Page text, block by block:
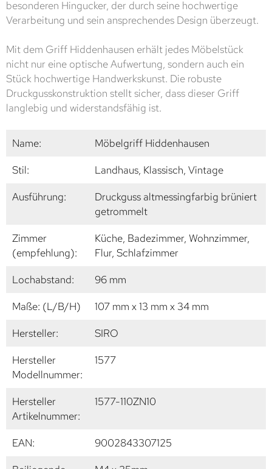
besonderen Hingucker, der durch seine hochwertige
Verarbeitung und sein ansprechendes Design überzeugt.
Mit dem Griff Hiddenhausen erhält jedes Möbelstück
nicht nur eine optische Aufwertung, sondern auch ein
Stück hochwertige Handwerkskunst. Die robuste
Druckgusskonstruktion stellt sicher, dass dieser Griff
langlebig und widerstandsfähig ist.
Name:
Möbelgriff Hiddenhausen
Stil:
Landhaus, Klassisch, Vintage
Ausführung:
Druckguss altmessingfarbig brüniert
getrommelt
Zimmer
(empfehlung):
Küche, Badezimmer, Wohnzimmer,
Flur, Schlafzimmer
Lochabstand:
96 mm
Maße: (L/B/H)
107 mm x 13 mm x 34 mm
Hersteller:
SIRO
Hersteller
Modellnummer:
1577
Hersteller
Artikelnummer:
1577-110ZN10
EAN:
9002843307125